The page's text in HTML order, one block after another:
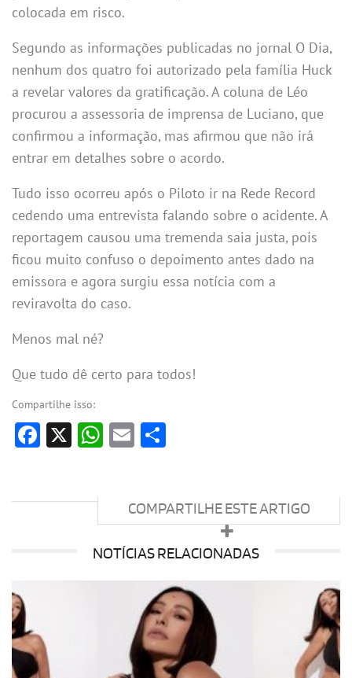
colocada em risco.
Segundo as informações publicadas no jornal O Dia,
nenhum dos quatro foi autorizado pela família Huck
a revelar valores da gratificação. A coluna de Léo
procurou a assessoria de imprensa de Luciano, que
confirmou a informação, mas afirmou que não irá
entrar em detalhes sobre o acordo.
Tudo isso ocorreu após o Piloto ir na Rede Record
cedendo uma entrevista falando sobre o acidente. A
reportagem causou uma tremenda saia justa, pois
ficou muito confuso o depoimento antes dado na
emissora e agora surgiu essa notícia com a
reviravolta do caso.
Menos mal né?
Que tudo dê certo para todos!
Compartilhe isso:
Facebook
X WhatsApp
Email
COMPARTILHE ESTE ARTIGO
NOTÍCIAS RELACIONADAS